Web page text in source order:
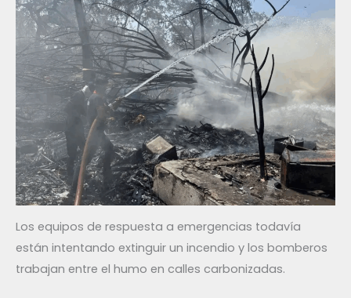
Los equipos de respuesta a emergencias todavía
están intentando extinguir un incendio y los bomberos
trabajan entre el humo en calles carbonizadas.